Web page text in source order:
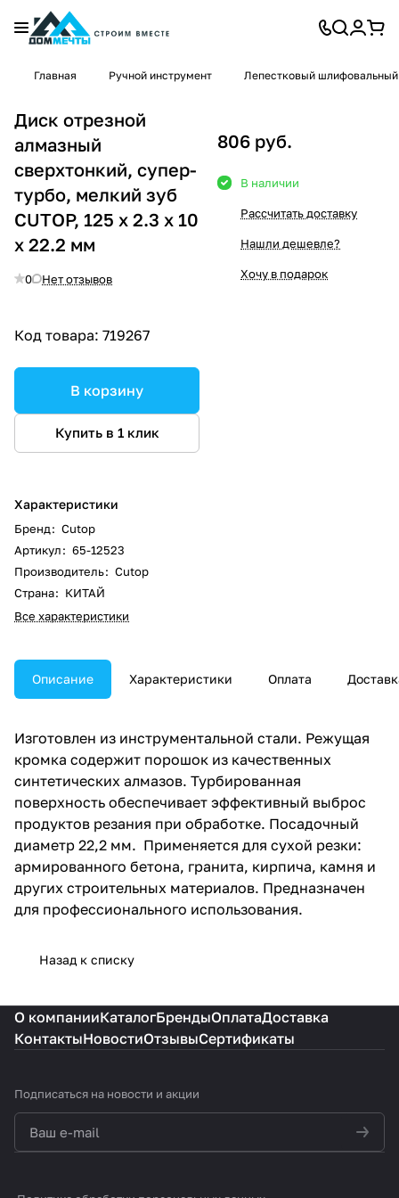
Главная Ручной инструмент Лепестковый шлифовальный
Диск отрезной
алмазный
сверхтонкий, супер-
турбо, мелкий зуб
CUTOP, 125 x 2.3 x 10
x 22.2 мм
0 Нет отзывов
Код товара: 719267
В корзину
Купить в 1 клик
Характеристики
Бренд: Cutop
Артикул: 65-12523
Производитель: Cutop
Страна: КИТАЙ
Все характеристики
806 руб.
В наличии
Рассчитать доставку
Нашли дешевле?
Хочу в подарок
Описание Характеристики Оплата
Изготовлен из инструментальной стали. Режущая
кромка содержит порошок из качественных
синтетических алмазов. Турбированная
поверхность обеспечивает эффективный выброс
продуктов резания при обработке. Посадочный
диаметр 22,2 мм. Применяется для сухой резки:
армированного бетона, гранита, кирпича, камня и
других строительных материалов. Предназначен
для профессионального использования.
Назад к списку
О компанииКаталогБрендыОплатаДоставка
КонтактыНовостиОтзывыСертификаты
Подписаться на новости и акции